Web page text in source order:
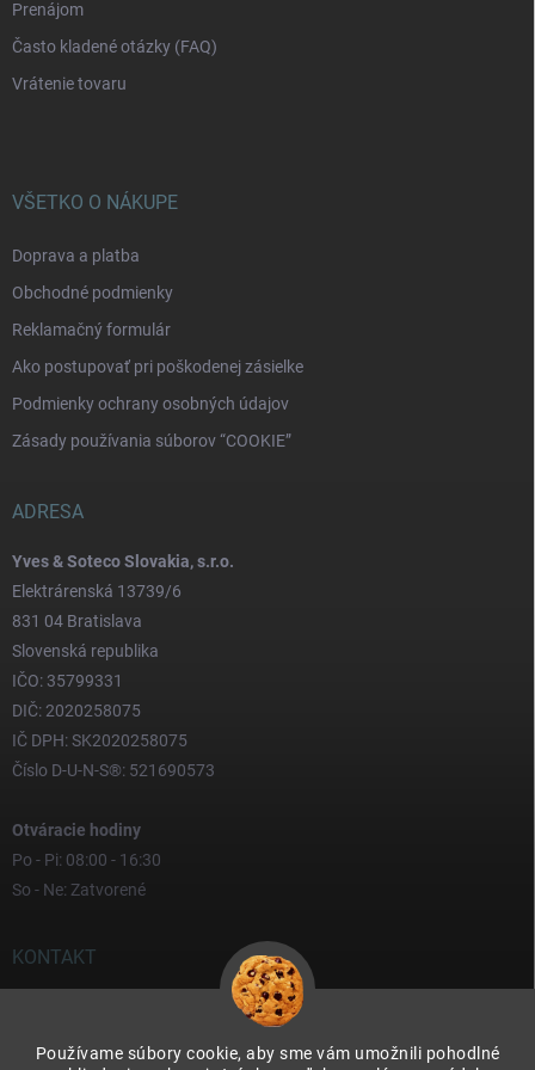
Používame súbory cookie, aby sme vám umožnili pohodlné
Prenájom
Často kladené otázky (FAQ)
Vrátenie tovaru
VŠETKO O NÁKUPE
Doprava a platba
Obchodné podmienky
Reklamačný formulár
Ako postupovať pri poškodenej zásielke
Podmienky ochrany osobných údajov
Zásady používania súborov “COOKIE”
ADRESA
Yves & Soteco Slovakia, s.r.o.
Elektrárenská 13739/6
831 04 Bratislava
Slovenská republika
IČO: 35799331
DIČ: 2020258075
IČ DPH: SK2020258075
Číslo D-U-N-S®: 521690573
Otváracie hodiny
Po - Pi: 08:00 - 16:30
So - Ne: Zatvorené
KONTAKT
0917 000 000